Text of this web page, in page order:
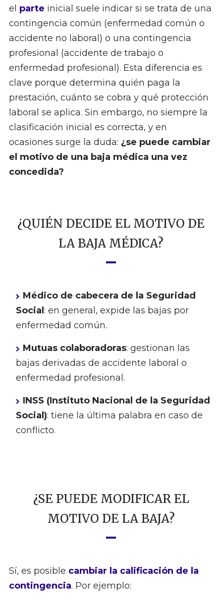
el parte inicial suele indicar si se trata de una
contingencia común (enfermedad común o
accidente no laboral) o una contingencia
profesional (accidente de trabajo o
enfermedad profesional). Esta diferencia es
clave porque determina quién paga la
prestación, cuánto se cobra y qué protección
laboral se aplica. Sin embargo, no siempre la
clasificación inicial es correcta, y en
ocasiones surge la duda: ¿se puede cambiar
el motivo de una baja médica una vez
concedida?
¿QUIÉN DECIDE EL MOTIVO DE
LA BAJA MÉDICA?
Médico de cabecera de la Seguridad
Social : en general, expide las bajas por
enfermedad común.
Mutuas colaboradoras: gestionan las
bajas derivadas de accidente laboral o
enfermedad profesional.
INSS (Instituto Nacional de la Seguridad
Social): tiene la última palabra en caso de
conflicto.
¿SE PUEDE MODIFICAR EL
MOTIVO DE LA BAJA?
Sí, es posible cambiar la calificación de la
contingencia. Por ejemplo: